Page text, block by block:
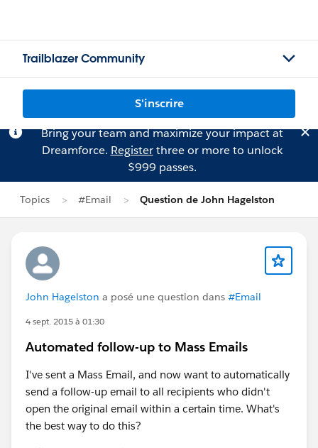
Trailblazer Community
S'inscrire
Bring your team and maximize your impact at
Dreamforce. Registerthree or more to unlock
$999 passes.
Topics #Email Question de John Hagelston
John Hagelston a posé une question dans #Email
4 sept. 2015 à 01:30
Automated follow-up to Mass Emails
I've sent a Mass Email, and now want to automatically
send a follow-up email to all recipients who didn't
open the original email within a certain time. What's
the best way to do this?